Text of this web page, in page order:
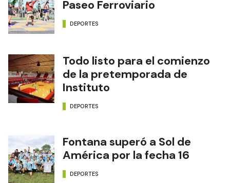
Paseo Ferroviario
DEPORTES
Todo listo para el comienzo
de la pretemporada de
Instituto
DEPORTES
Fontana superó a Sol de
América por la fecha 16
DEPORTES